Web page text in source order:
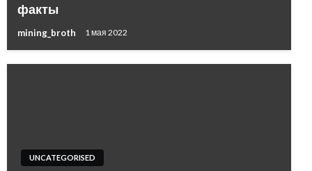
факты
mining_broth 1 мая 2022
UNCATEGORISED